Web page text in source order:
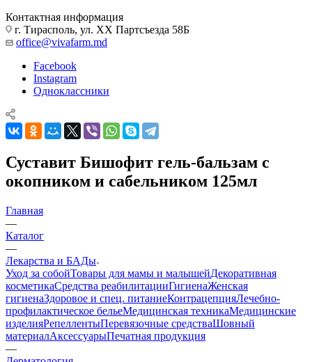
Контактная информация
г. Тирасполь, ул. ХХ Партсъезда 58Б
office@vivafarm.md
Facebook
Instagram
Одноклассники
Суставит Бишофит гель-бальзам с
окопником и сабельником 125мл
Главная
—
Каталог
—
Лекарства и БАДы
Уход за собойТовары для мамы и малышейДекоративная
косметикаСредства реабилитацииГигиенаЖенская
гигиенаЗдоровое и спец. питаниеКонтрацепцияЛечебно-
профилактическое бельеМедицинская техникаМедицинские
изделияРепеллентыПеревязочные средстваШовный
материалАксессуарыПечатная продукция
—